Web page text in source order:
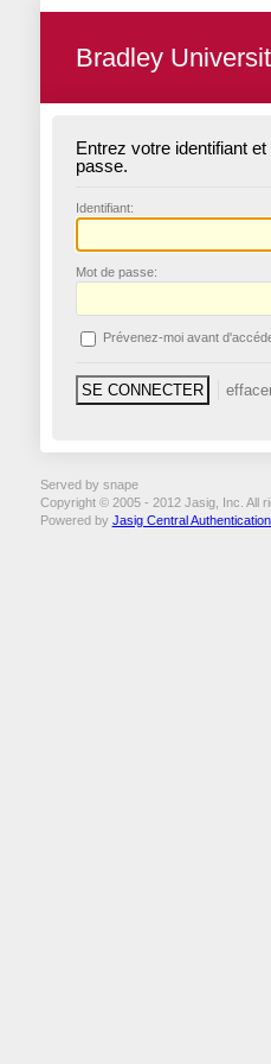
Bradley
Entrez votre identifiant
passe.
Identifiant:
Mot de passe:
Prévenez-moi avant
Served by snape
Copyright © 2005 - 2012 Jasig, Inc. All
Powered by Jasig Central